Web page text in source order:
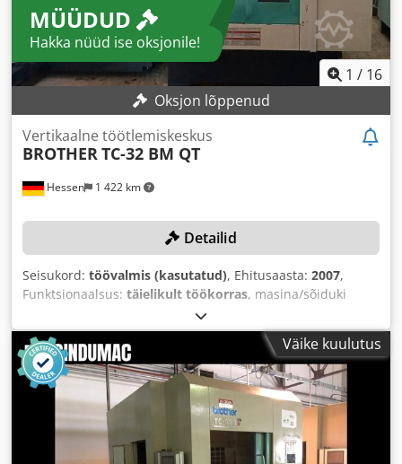
MÜÜDUD
Hakka nüüd ise oksjonile!
1 / 16
Oksjon lõppenud
Hessen 1 422 km
Vertikaalne töötlemiskeskus
BROTHERTC-32 BM QT
Detailid
Seisukord: töövalmis (kasutatud), Ehitusaasta: 2007,
Funktsionaalsus: täielikult töökorras, masina/sõiduki
, X-telje liikumisteekond:
liikumisteekond:400 mm, Z-telje liikumisteekond:415 mm,
lauakoormus:200 kg
, spindli pöörlemiskiirus (maks.):
12 000 p/min,
Väike kuulutus